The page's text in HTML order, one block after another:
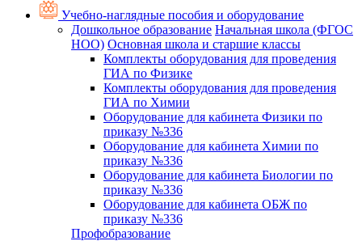
Учебно-наглядные пособия и оборудование
Дошкольное образование Начальная школа (ФГОС
НОО) Основная школа и старшие классы
Комплекты оборудования для проведения
ГИА по Физике
Комплекты оборудования для проведения
ГИА по Химии
Оборудование для кабинета Физики по
приказу №336
Оборудование для кабинета Химии по
приказу №336
Оборудование для кабинета Биологии по
приказу №336
Оборудование для кабинета ОБЖ по
приказу №336
Профобразование